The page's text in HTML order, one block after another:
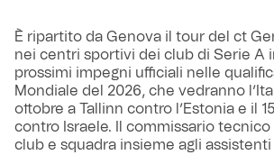
È ripartito da Genova il tour del ct
nei centri sportivi dei club di Serie A
prossimi impegni ufficiali nelle
Mondiale del 2026, che vedranno
ottobre a Tallinn contro l’Estonia e il
contro Israele. Il commissario tecnico
club e squadra insieme agli assistenti